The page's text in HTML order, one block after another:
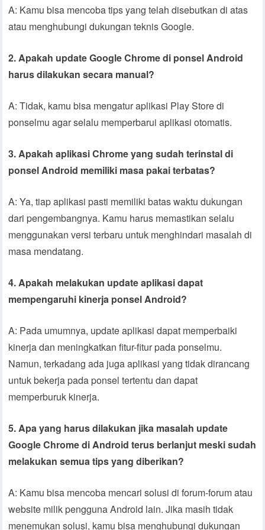
A: Kamu bisa mencoba tips yang telah disebutkan di atas
atau menghubungi dukungan teknis Google.
2. Apakah update Google Chrome di ponsel Android
harus dilakukan secara manual?
A: Tidak, kamu bisa mengatur aplikasi Play Store di
ponselmu agar selalu memperbarui aplikasi otomatis.
3. Apakah aplikasi Chrome yang sudah terinstal di
ponsel Android memiliki masa pakai terbatas?
A: Ya, tiap aplikasi pasti memiliki batas waktu dukungan
dari pengembangnya. Kamu harus memastikan selalu
menggunakan versi terbaru untuk menghindari masalah di
masa mendatang.
4. Apakah melakukan update aplikasi dapat
mempengaruhi kinerja ponsel Android?
A: Pada umumnya, update aplikasi dapat memperbaiki
kinerja dan meningkatkan fitur-fitur pada ponselmu.
Namun, terkadang ada juga aplikasi yang tidak dirancang
untuk bekerja pada ponsel tertentu dan dapat
memperburuk kinerja.
5. Apa yang harus dilakukan jika masalah update
Google Chrome di Android terus berlanjut meski sudah
melakukan semua tips yang diberikan?
A: Kamu bisa mencoba mencari solusi di forum-forum atau
website milik pengguna Android lain. Jika masih tidak
menemukan solusi, kamu bisa menghubungi dukungan